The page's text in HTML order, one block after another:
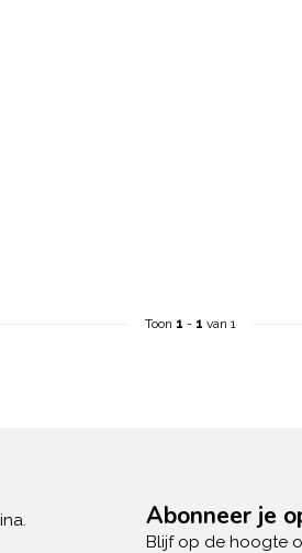
Toon 1 - 1 van 1
Abonneer je
Blijf op de hoogte